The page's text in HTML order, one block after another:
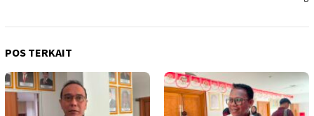
POS TERKAIT